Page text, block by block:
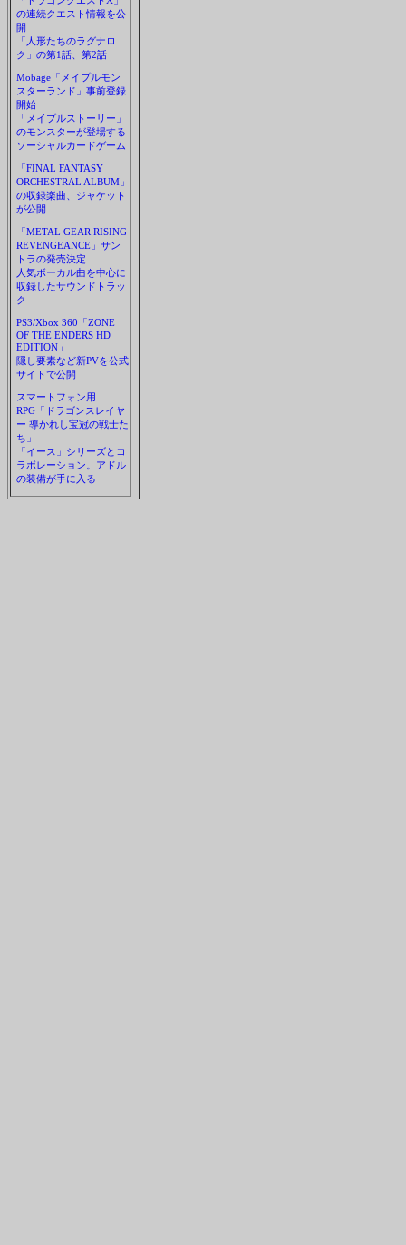
の連続クエスト情報を公
開
「人形たちのラグナロ
ク」の第1話、第2話
Mobage「メイプルモン
スターランド」事前登録
開始
「メイプルストーリー」
のモンスターが登場する
ソーシャルカードゲーム
「FINAL FANTASY
ORCHESTRAL ALBUM」
の収録楽曲、ジャケット
が公開
「METAL GEAR RISING
REVENGEANCE」サン
トラの発売決定
人気ボーカル曲を中心に
収録したサウンドトラッ
ク
PS3/Xbox 360「ZONE
OF THE ENDERS HD
EDITION」
隠し要素など新PVを公式
サイトで公開
スマートフォン用
RPG「ドラゴンスレイヤ
ー 導かれし宝冠の戦士た
ち」
「イース」シリーズとコ
ラボレーション。アドル
の装備が手に入る